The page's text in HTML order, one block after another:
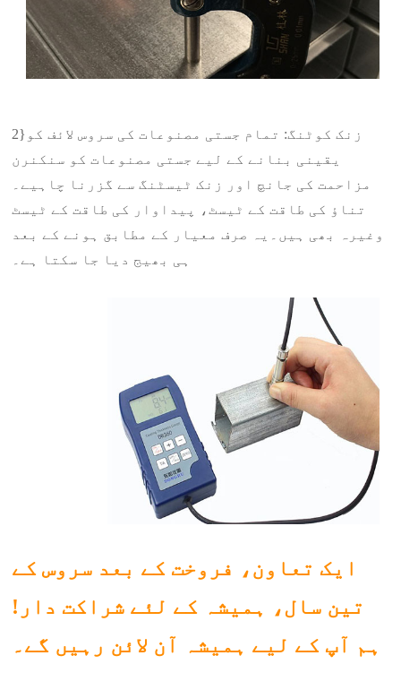
2}زنک کوٹنگ: تمام جستی مصنوعات کی سروس لائف کو
یقینی بنانے کے لیے جستی مصنوعات کو سنکنرن
مزاحمت کی جانچ اور زنک ٹیسٹنگ سے گزرنا چاہیے۔
تناؤ کی طاقت کے ٹیسٹ، پیداوار کی طاقت کے ٹیسٹ
وغیرہ بھی ہیں۔یہ صرف معیار کے مطابق ہونے کے بعد
ہی بھیج دیا جا سکتا ہے۔
ایک تعاون، فروخت کے بعد سروس کے
تین سال، ہمیشہ کے لئے شراکت دار!
ہم آپ کے لیے ہمیشہ آن لائن رہیں گے۔